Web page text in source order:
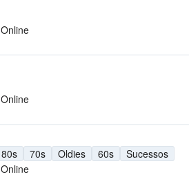
Online
Online
80s 70s Oldies 60s
Sucessos
Online